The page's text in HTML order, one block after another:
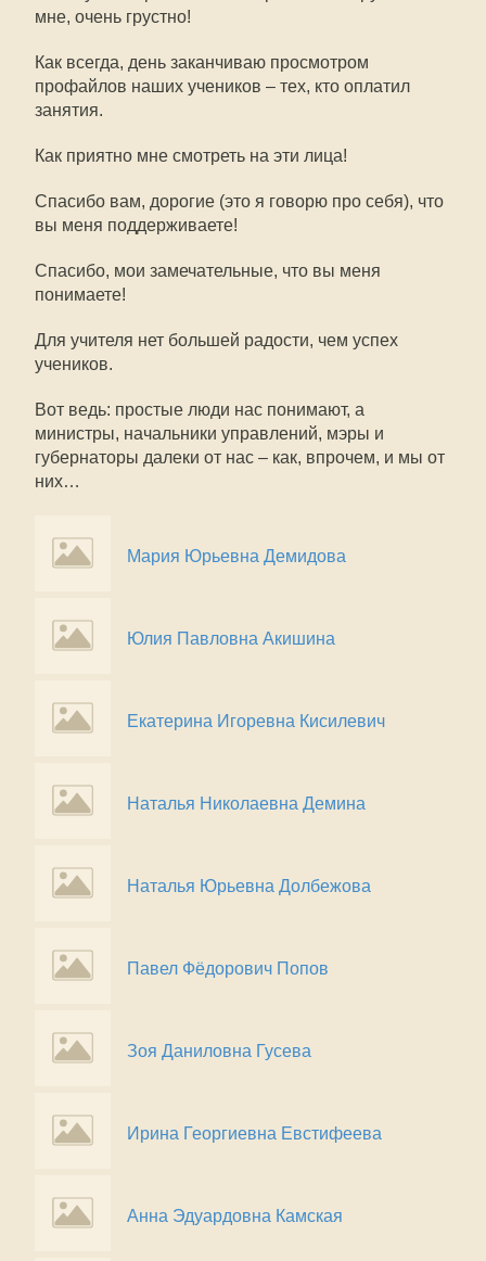
мне, очень грустно!
Как всегда, день заканчиваю просмотром
профайлов наших учеников – тех, кто оплатил
занятия.
Как приятно мне смотреть на эти лица!
Спасибо вам, дорогие (это я говорю про себя), что
вы меня поддерживаете!
Спасибо, мои замечательные, что вы меня
понимаете!
Для учителя нет большей радости, чем успех
учеников.
Вот ведь: простые люди нас понимают, а
министры, начальники управлений, мэры и
губернаторы далеки от нас – как, впрочем, и мы от
них…
Мария Юрьевна Демидова
Юлия Павловна Акишина
Екатерина Игоревна Кисилевич
Наталья Николаевна Демина
Наталья Юрьевна Долбежова
Павел Фёдорович Попов
Зоя Даниловна Гусева
Ирина Георгиевна Евстифеева
Анна Эдуардовна Камская